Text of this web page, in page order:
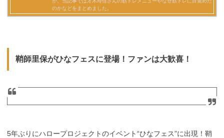
鞘師里保がひなフェスに登場！ファンは大歓喜！
5年ぶりにハロープロジェクトのイベント“ひなフェス”に出現！鞘